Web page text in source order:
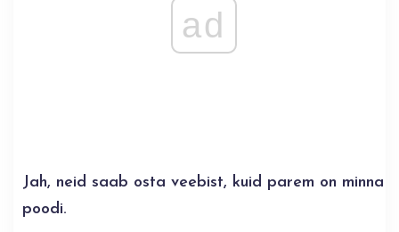
ad
Jah, neid saab osta veebist, kuid parem on minna
poodi.